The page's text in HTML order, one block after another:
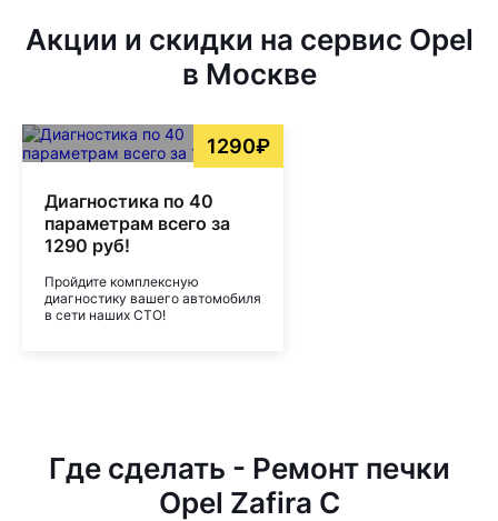
Акции и скидки на сервис Opel
в Москве
1290₽
Диагностика по 40
параметрам всего за
1290 руб!
Пройдите комплексную
диагностику вашего автомобиля
в сети наших СТО!
Где сделать - Ремонт печки
Opel Zafira C